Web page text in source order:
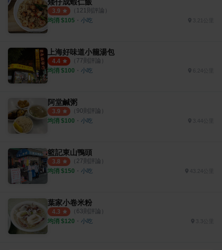
矮仔成蝦仁飯
3.9 （ 121則評論）
均消 $105 ・ 小吃 3.21公里
上海好味道小籠湯包
4.4 （ 77則評論）
均消 $100 ・ 小吃 6.24公里
阿堂鹹粥
3.9 （ 90則評論）
均消 $100 ・ 小吃 3.44公里
籃記東山鴨頭
3.8 （ 27則評論）
均消 $150 ・ 小吃 43.24公里
葉家小卷米粉
4.3 （ 63則評論）
均消 $120 ・ 小吃 3.3公里